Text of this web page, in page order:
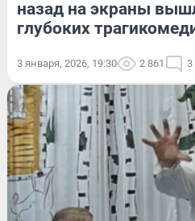
назад на экраны
глубоких
3 января, 2026, 19:30 2 861 3